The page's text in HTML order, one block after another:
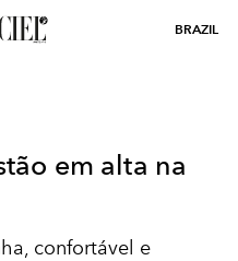
BRAZIL
em alta na
confortável e